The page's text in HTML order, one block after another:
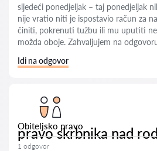
sljedeći ponedjeljak – taj ponedjeljak
nije vratio niti je ispostavio račun za
činiti, pokrenuti tužbu ili mu uputiti
možda oboje. Zahvaljujem na
Idi na odgovor
Obiteljsko pravo
pravo skrbnika nad
1 odgovor